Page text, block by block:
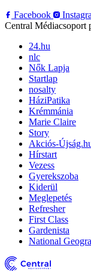
Facebook
Central Médiacsoport
24.hu
nlc
Nők Lapja
Startlap
nosalty
HáziPatika
Krémmánia
Marie Claire
Story
Akciós-
Hírstart
Vezess
Gyerekszoba
Kiderül
Meglepetés
Refresher
First Class
Gardenista
National